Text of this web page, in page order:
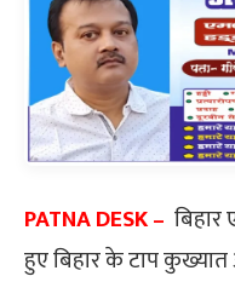
PATNA DESK –
हुए बिहार के टाप